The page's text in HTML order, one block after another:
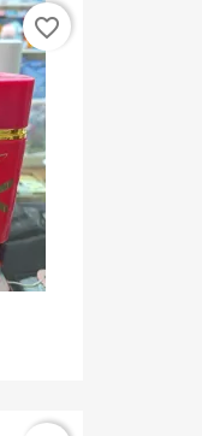
favorite_border